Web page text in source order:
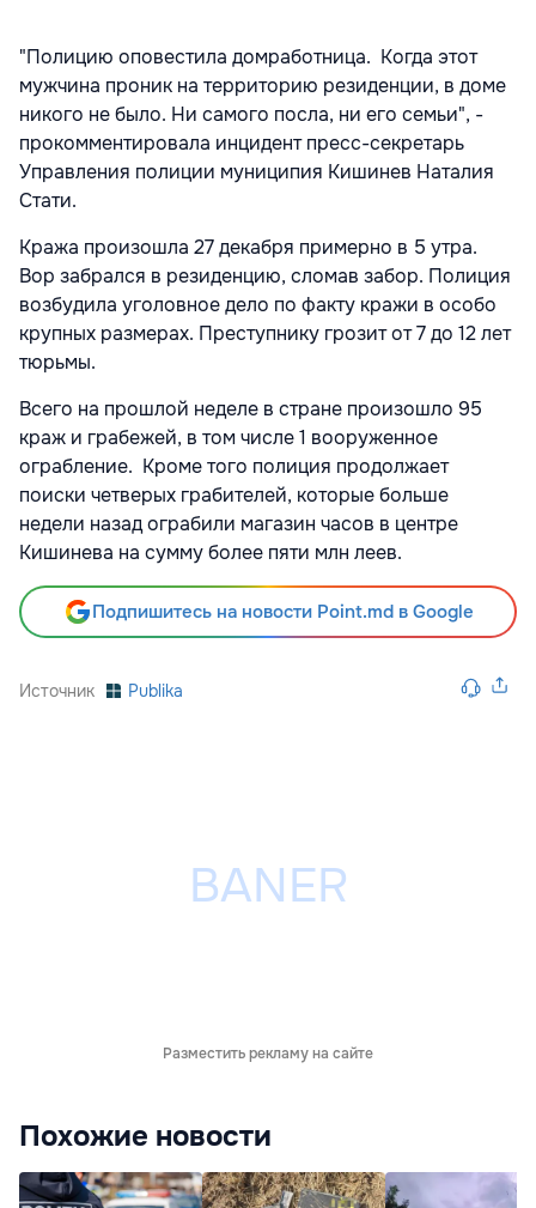
"Полицию оповестила домработница. Когда этот
мужчина проник на территорию резиденции, в доме
никого не было. Ни самого посла, ни его семьи", -
прокомментировала инцидент пресс-секретарь
Управления полиции муниципия Кишинев Наталия
Стати.
Кража произошла 27 декабря примерно в 5 утра.
Вор забрался в резиденцию, сломав забор. Полиция
возбудила уголовное дело по факту кражи в особо
крупных размерах. Преступнику грозит от 7 до 12 лет
тюрьмы.
Всего на прошлой неделе в стране произошло 95
краж и грабежей, в том числе 1 вооруженное
ограбление. Кроме того полиция продолжает
поиски четверых грабителей, которые больше
недели назад ограбили магазин часов в центре
Кишинева на сумму более пяти млн леев.
Подпишитесь на новости Point.md в Google
Источник Publika
Разместить рекламу на сайте
Похожие новости